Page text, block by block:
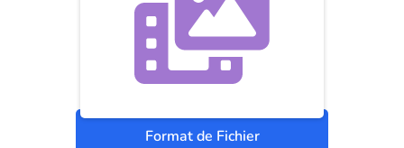
Format de Fichier